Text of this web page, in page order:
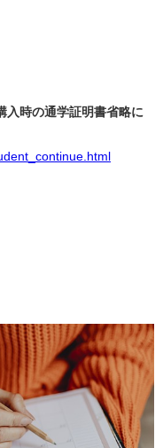
入時の通学証明書省略に